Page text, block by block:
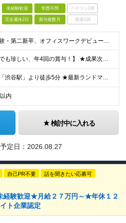
未経験歓迎 学歴不問 ベテランOK
完全週休2日 賞与複数月 面接1回
★未経験・第二新卒、オフィスワークデビュー大歓迎 ★平均年齢は28.6歳！ ★20代の若手メンバーが中心になって活躍している職場です！ ●学歴不問 ※35歳以下の方（若年層の長期キャリア形成） ★こ
【業界でも珍しい、年4回の賞与！】 ★成果次第でスピード昇給可 →20代で年収700万〜900万超も！ ■未経験：月給26〜30万円＋賞与年4回（業績による）＋各種手当 ※経験・スキルを考慮して決定
★各線「渋谷駅」より徒歩5分 ★最新ランドマークオフィスです！ ★転勤はありません 【本社】 東京都渋谷区道玄坂2-25-12 道玄坂通 dogenzaka-dori 5階 ※(変更の範囲)上記を除
内
検討中に入れる
定日： 2026.08.27
自己PR不要 話を聞きたい応募可
経験歓迎★月給２７万円～★年休１２
ト企業認定